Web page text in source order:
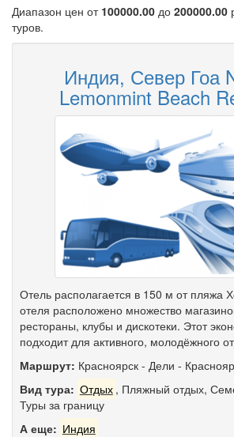
Диапазон цен от 100000.00 до 200000.00
туров.
Индия, Север Гоа
Lemonmint Beach
Отель располагается в 150 м от пляжа
отеля расположено множество
рестораны, клубы и дискотеки. Этот
подходит для активного, молодёжного
Маршрут: Красноярск - Дели -
Вид тура: Отдых , Пляжный отдых,
Туры за границу
А еще: Индия